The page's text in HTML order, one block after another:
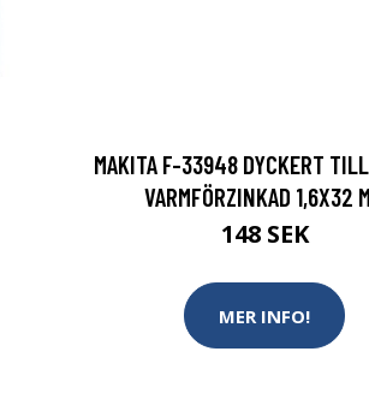
MAKITA F-33948 DYCKERT
VARMFÖRZINKAD 1,6X32
148 SEK
MER INFO!